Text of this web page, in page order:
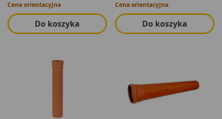
Cena orientacyjna
Do koszyka
Cena orientacyjna
Do koszyka